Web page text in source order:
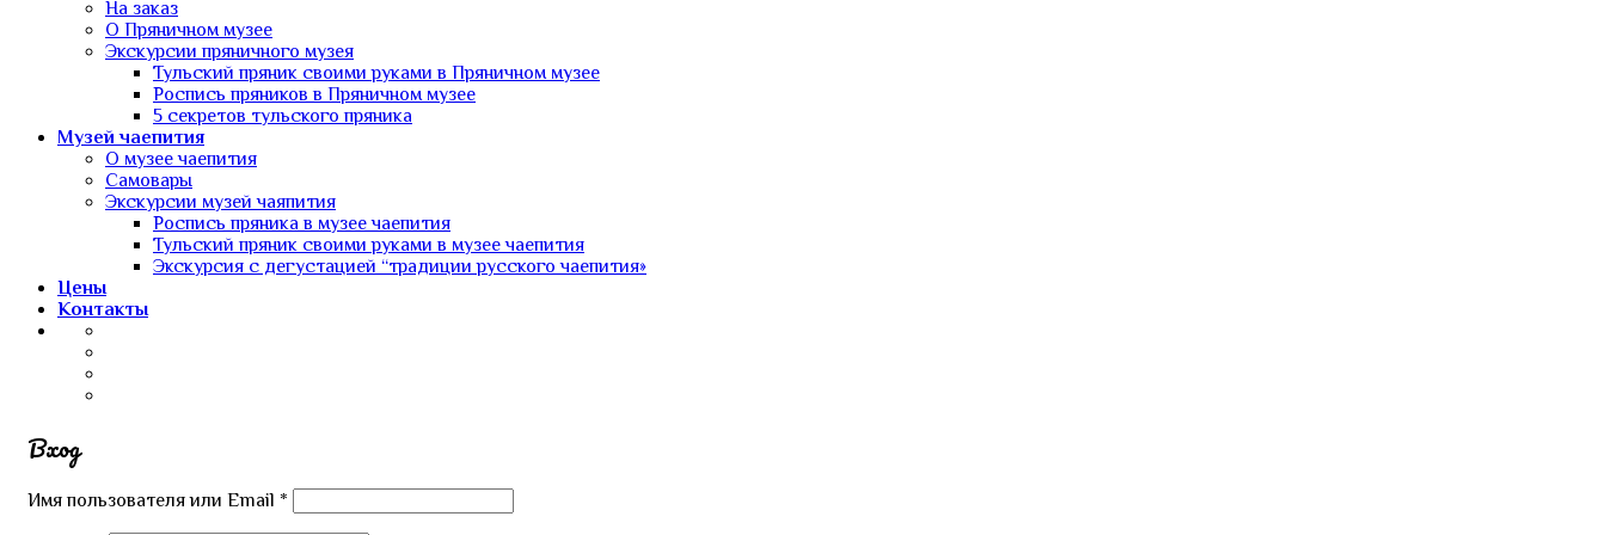
На заказ
О Пряничном музее
Экскурсии пряничного музея
Тульский пряник своими руками в Пряничном музее
Роспись пряников в Пряничном музее
5 секретов тульского пряника
Музей чаепития
О музее чаепития
Самовары
Экскурсии музей чаяпития
Роспись пряника в музее чаепития
Тульский пряник своими руками в музее чаепития
Экскурсия с дегустацией “традиции русского чаепития»
Цены
Контакты
Вход
Имя пользователя или Email *